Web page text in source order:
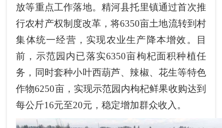
放等重点工作落地。精河县托里镇通过首次推
行农村产权制度改革，将6350亩土地流转到村
集体统一经营，实现农业生产降本增效。目
前，示范园内已落实6350亩枸杞面积种植任
务，同时套种小叶西葫芦、辣椒、花生等特色
作物6250亩，实现示范园内枸杞鲜果收购达到
每公斤16元至20元，稳定增加群众收入。